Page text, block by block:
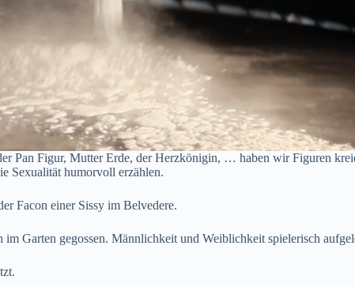
Pan Figur, Mutter Erde, der Herzkönigin, … haben wir Figuren
Sexualität humorvoll erzählen.
Facon einer Sissy im Belvedere.
Garten gegossen. Männlichkeit und Weiblichkeit spielerisch